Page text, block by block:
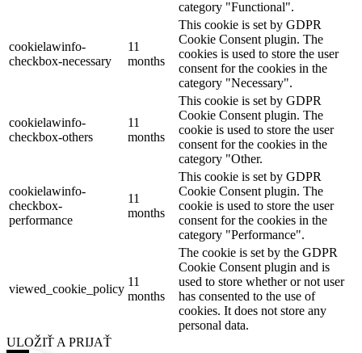
category "Functional".
cookielawinfo-
checkbox-necessary
11
months
This cookie is set by GDPR
Cookie Consent plugin. The
cookies is used to store the user
consent for the cookies in the
category "Necessary".
cookielawinfo-
checkbox-others
11
months
This cookie is set by GDPR
Cookie Consent plugin. The
cookie is used to store the user
consent for the cookies in the
category "Other.
cookielawinfo-
checkbox-
performance
11
months
This cookie is set by GDPR
Cookie Consent plugin. The
cookie is used to store the user
consent for the cookies in the
category "Performance".
viewed_cookie_policy
11
months
The cookie is set by the GDPR
Cookie Consent plugin and is
used to store whether or not user
has consented to the use of
cookies. It does not store any
personal data.
ULOŽIŤ A PRIJAŤ